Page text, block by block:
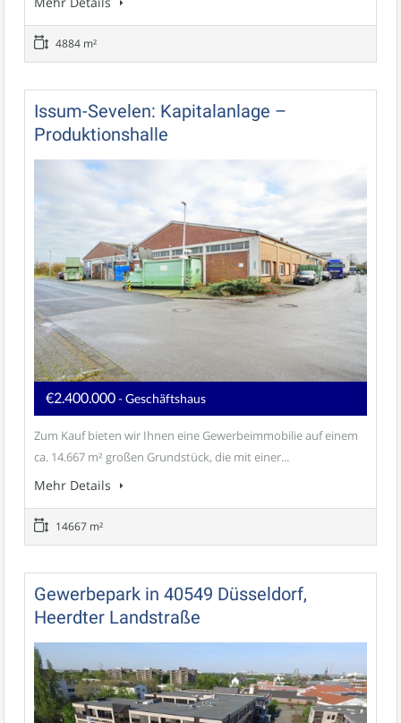
4884 m²
Issum-Sevelen: Kapitalanlage –
Produktionshalle
€2.400.000- Geschäftshaus
Zum Kauf bieten wir Ihnen eine Gewerbeimmobilie auf einem
ca. 14.667 m² großen Grundstück, die mit einer...
Mehr Details
14667 m²
Gewerbepark in 40549 Düsseldorf,
Heerdter Landstraße